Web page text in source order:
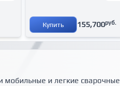
Купить 155,700руб.
и легкие сварочные